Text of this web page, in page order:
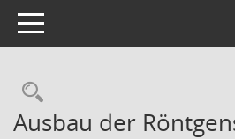
Toggle navigation
Rechercheauswahl
Ausbau der